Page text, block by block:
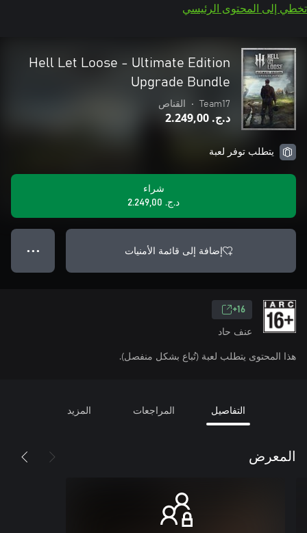
تخطي إلى المحتوى الرئيسي
Hell Let Loose - Ultimate Edition
Upgrade Bundle
Team17
• القناص
د.ج.‏ 2.249,00
يتطلب توفر لعبة
شراء
د.ج.‏ 2.249,00
إضافة إلى قائمة الأمنيات ● ● ●
16+
عنف حاد
هذا المحتوى يتطلب لعبة (تُباع بشكل منفصل).
التفاصيل المراجعات المزيد
المعرض